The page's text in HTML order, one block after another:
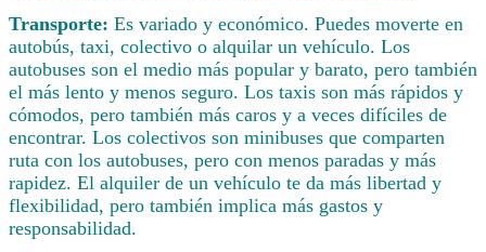
Transporte: Es variado y económico. Puedes moverte en
autobús, taxi, colectivo o alquilar un vehículo. Los
autobuses son el medio más popular y barato, pero también
el más lento y menos seguro. Los taxis son más rápidos y
cómodos, pero también más caros y a veces difíciles de
encontrar. Los colectivos son minibuses que comparten
ruta con los autobuses, pero con menos paradas y más
rapidez. El alquiler de un vehículo te da más libertad y
flexibilidad, pero también implica más gastos y
responsabilidad.